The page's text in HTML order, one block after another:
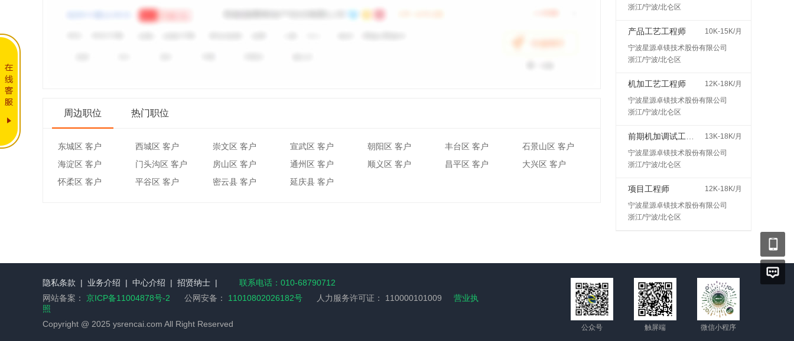
周边职位 热门职位
东城区 客户 西城区 客户 崇文区 客户 宣武区 客户 朝阳区 客户 丰台区 客户
石景山区 客户
海淀区 客户
门头沟区 客户 房山区 客户 通州区 客户 顺义区 客户 昌平区 客户
大兴区 客户
怀柔区 客户
平谷区 客户 密云县 客户 延庆县 客户
浙江/宁波/北仑区
产品工艺工程师
10K-15K/月
宁波星源卓镁技术股份有限公司
浙江/宁波/北仑区
机加工艺工程师
12K-18K/月
宁波星源卓镁技术股份有限公司
浙江/宁波/北仑区
13K-18K/月
宁波星源卓镁技术股份有限公司
浙江/宁波/北仑区
项目工程师
12K-18K/月
宁波星源卓镁技术股份有限公司
浙江/宁波/北仑区
隐私条款 | 业务介绍 | 中心介绍 | 招贤纳士 |
联系电话：010-68790712
网站备案： 京ICP备11004878号-2 公网安备： 11010802026182号 人力服务许可证： 110000101009
营业执
照
Copyright @ 2025 ysrencai.com All Right Reserved
公众号 触屏端 微信小程序